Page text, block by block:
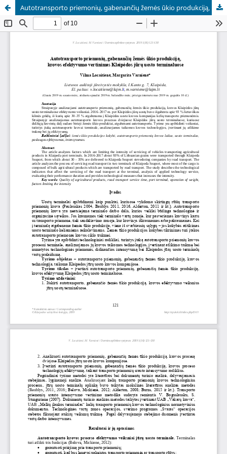
Autotransporto priemonių, gabenančių žemės ūkio produkciją, krovos efektyvumo vertinimas Klaipėdos jūrų uosto terminaluose